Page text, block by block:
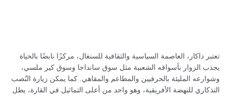
تعتبر داكار، العاصمة السياسية والثقافية للسنغال، مركزًا نابضًا بالحياة
يجذب الزوار بأسواقه الشعبية مثل سوق سانداجا وسوق كير ملسي،
وشوارعه المليئة بالحرفيين والمطاعم والمقاهي. كما يمكن زيارة النُصب
التذكاري للنهضة الأفريقية، وهو واحد من أعلى التماثيل في القارة، يطل